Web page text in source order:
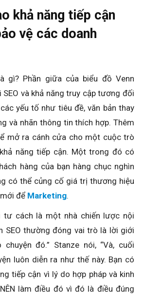
khả năng tiếp cận
vệ các doanh
gì? Phần giữa của biểu đồ Venn
và khả năng truy cập tương đối
yếu tố như tiêu đề, văn bản thay
và nhãn thông tin thích hợp. Thêm
mở ra cánh cửa cho một cuộc trò
năng tiếp cận. Một trong đó có
hàng của bạn hàng chục nghìn
có thể củng cố giá trị thương hiệu
để Marketing.
tư cách là một nhà chiến lược nội
SEO thường đóng vai trò là lời giới
đó.” Stanze nói, “Và, cuối
luôn diễn ra như thế này. Bạn có
tiếp cận vì lý do hợp pháp và kinh
làm điều đó vì đó là điều đúng